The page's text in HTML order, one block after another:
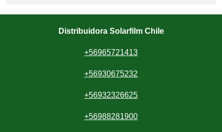
Distribuidora Solarfilm Chile
+56965721413
+56930675232
+56932326625
+56988281900